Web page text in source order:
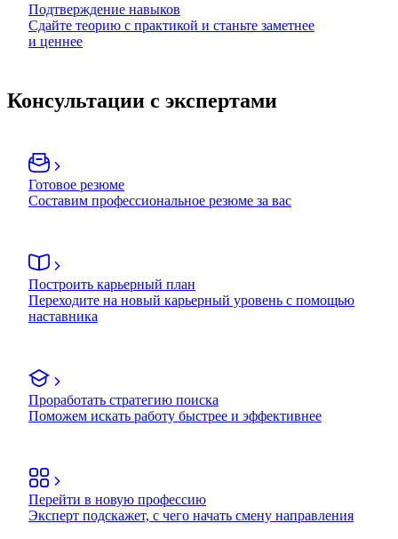
Подтверждение навыков
Сдайте теорию с практикой и станьте заметнее
и ценнее
Консультации с экспертами
Готовое резюме
Составим профессиональное резюме за вас
Построить карьерный план
Переходите на новый карьерный уровень с помощью
наставника
Проработать стратегию поиска
Поможем искать работу быстрее и эффективнее
Перейти в новую профессию
Эксперт подскажет, с чего начать смену направления